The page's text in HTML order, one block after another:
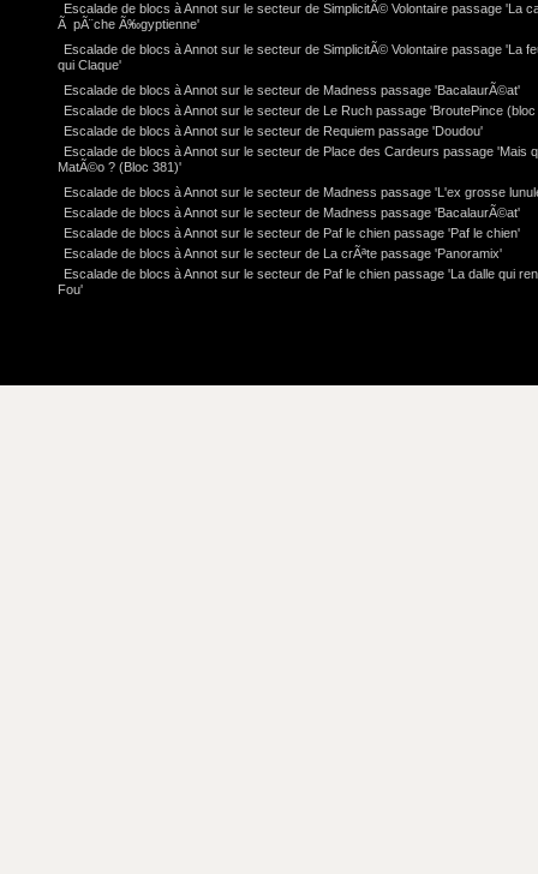
Escalade de blocs à Annot sur le secteur de SimplicitÃ© Volontaire passage 'La
Ã pÃ¨che Ã‰gyptienne'
Escalade de blocs à Annot sur le secteur de SimplicitÃ© Volontaire passage 'La
qui Claque'
Escalade de blocs à Annot sur le secteur de Madness passage 'BacalaurÃ©at'
Escalade de blocs à Annot sur le secteur de Le Ruch passage 'BroutePince (bloc
Escalade de blocs à Annot sur le secteur de Requiem passage 'Doudou'
Escalade de blocs à Annot sur le secteur de Place des Cardeurs passage 'Mais
MatÃ©o ? (Bloc 381)'
Escalade de blocs à Annot sur le secteur de Madness passage 'L'ex grosse
Escalade de blocs à Annot sur le secteur de Madness passage 'BacalaurÃ©at'
Escalade de blocs à Annot sur le secteur de Paf le chien passage 'Paf le chien'
Escalade de blocs à Annot sur le secteur de La crÃªte passage 'Panoramix'
Escalade de blocs à Annot sur le secteur de Paf le chien passage 'La dalle qui
Fou'